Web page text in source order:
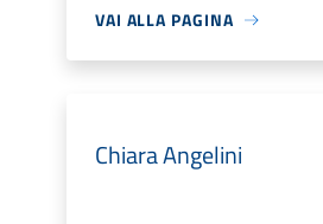
VAI ALLA PAGINA
Chiara Angelini